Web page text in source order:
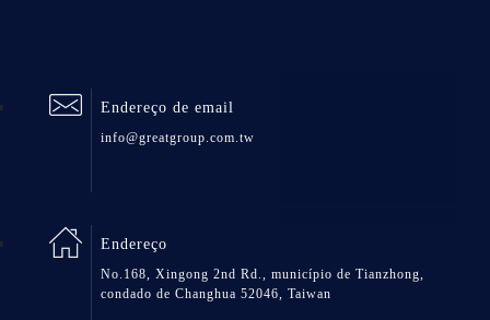
Endereço de email
info@greatgroup.com.tw
Endereço
No.168, Xingong 2nd Rd., município de Tianzhong,
condado de Changhua 52046, Taiwan